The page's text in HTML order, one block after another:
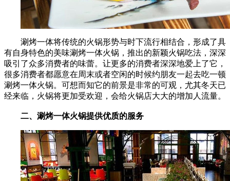
涮烤一体将传统的火锅形势与时下流行相结合，形成了具
有自身特色的美味涮烤一体火锅，推出的新颖火锅吃法，深深
吸引了众多消费者的味蕾。让更多的消费者深深地爱上了它，
很多消费者都愿意在周末或者空闲的时候约朋友一起去吃一顿
涮烤一体火锅。可想而知它的前景是非常的可观，尤其冬天已
经来临，火锅将更加受欢迎，会给火锅店大大的增加人流量。
二、涮烤一体火锅提供优质的服务